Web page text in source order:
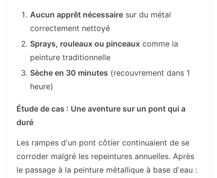
Aucun apprêt nécessairesur du métal
correctement nettoyé
Sprays, rouleaux ou pinceauxcomme la
peinture traditionnelle
Sèche en 30 minutes (recouvrement dans 1
heure)
Étude de cas : Une aventure sur un pont qui a
duré
Les rampes d'un pont côtier continuaient de se
corroder malgré les repeintures annuelles. Après
le passage à la peinture métallique à base d'eau :